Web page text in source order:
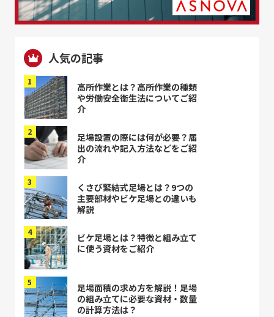
人気の記事
高所作業とは？高所作業の種類
や労働安全衛生法についてご紹
介
足場設置の際には何が必要？届
出の流れや記入方法などをご紹
介
くさび緊結式足場とは？9つの
主要部材やビケ足場との違いも
解説
ビケ足場とは？特徴と組み立て
に使う資材をご紹介
足場面積の求め方を解説！足場
の組み立てに必要な資材・数量
の計算方法は？